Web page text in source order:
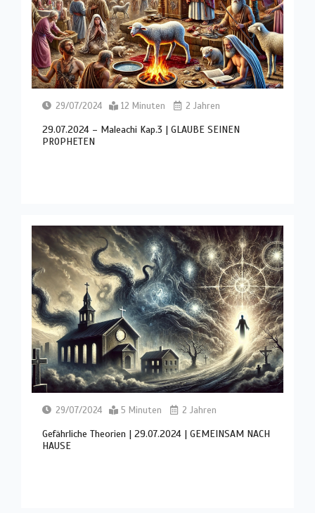
29/07/2024 12 Minuten 2 Jahren
29.07.2024 – Maleachi Kap.3 | GLAUBE SEINEN
PROPHETEN
29/07/2024 5 Minuten 2 Jahren
Gefährliche Theorien | 29.07.2024 | GEMEINSAM NACH
HAUSE